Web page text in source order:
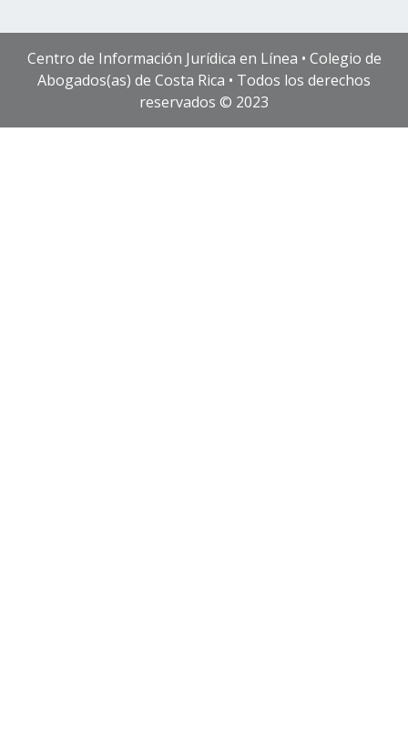
Centro de Información Jurídica en Línea • Colegio de
Abogados(as) de Costa Rica • Todos los derechos
reservados © 2023